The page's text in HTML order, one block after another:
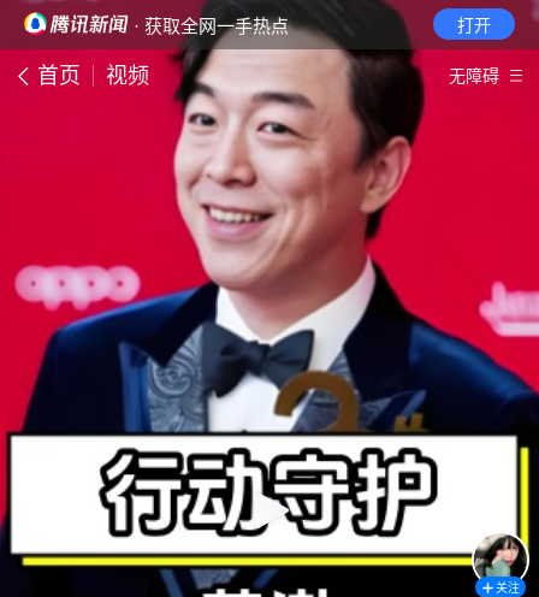
· 获取全网一手热点 打开
首页 视频 无障碍
关注